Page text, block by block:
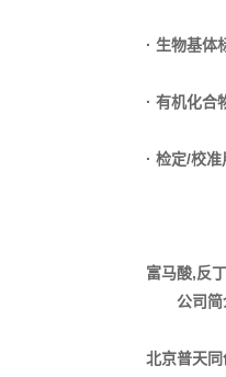
· 生物基体
· 有机化合
· 检定/校
富马酸,反
公司简
北京普天